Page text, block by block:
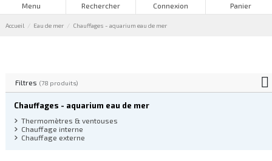
Menu Rechercher Connexion Panier
Accueil Eau de mer Chauffages - aquarium eau de mer
Filtres (78 produits)
Chauffages - aquarium eau de mer
Thermomètres & ventouses
Chauffage interne
Chauffage externe